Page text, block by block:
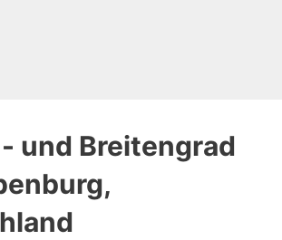
und Breitengrad